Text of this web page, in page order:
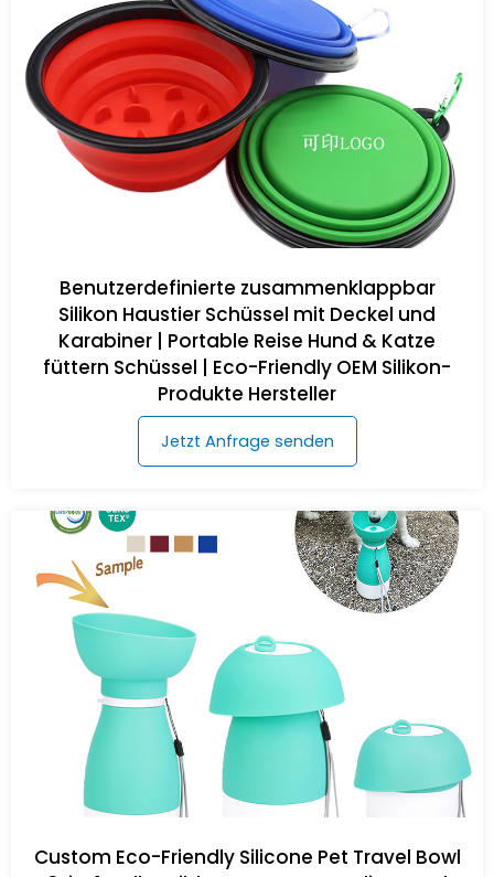
Benutzerdefinierte zusammenklappbar
Silikon Haustier Schüssel mit Deckel und
Karabiner | Portable Reise Hund & Katze
füttern Schüssel | Eco-Friendly OEM Silikon-
Produkte Hersteller
Jetzt Anfrage senden
Custom Eco-Friendly Silicone Pet Travel Bowl